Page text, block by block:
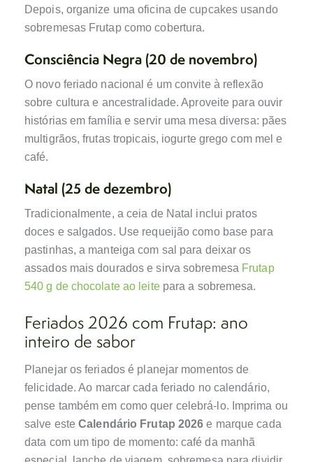
Depois, organize uma oficina de cupcakes usando
sobremesas Frutap como cobertura.
Consciência Negra (20 de novembro)
O novo feriado nacional é um convite à reflexão
sobre cultura e ancestralidade. Aproveite para ouvir
histórias em família e servir uma mesa diversa: pães
multigrãos, frutas tropicais, iogurte grego com mel e
café.
Natal (25 de dezembro)
Tradicionalmente, a ceia de Natal inclui pratos
doces e salgados. Use requeijão como base para
pastinhas, a manteiga com sal para deixar os
assados mais dourados e sirva sobremesa Frutap
540 g de chocolate ao leitepara a sobremesa.
Feriados 2026 com Frutap: ano
inteiro de sabor
Planejar os feriados é planejar momentos de
felicidade. Ao marcar cada feriado no calendário,
pense também em como quer celebrá‑lo. Imprima ou
salve esteCalendário Frutap 2026 e marque cada
data com um tipo de momento: café da manhã